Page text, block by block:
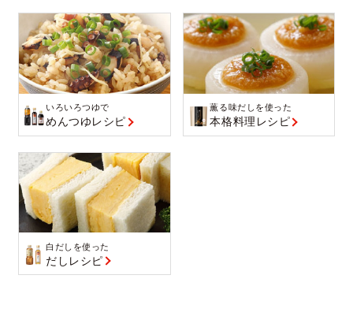
いろいろつゆで
めんつゆレシピ
薫る味だしを使った
本格料理レシピ
白だしを使った
だしレシピ